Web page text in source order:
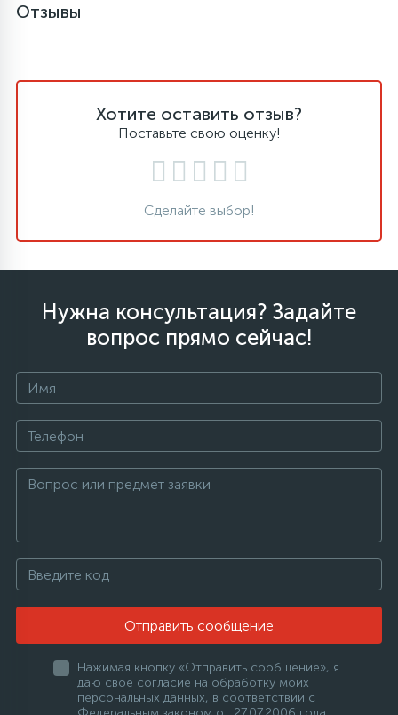
Отзывы
Хотите оставить отзыв?
Поставьте свою оценку!
Сделайте выбор!
Нужна консультация? Задайте
вопрос прямо сейчас!
Отправить сообщение
Нажимая кнопку «Отправить сообщение», я
даю свое согласие на обработку моих
персональных данных, в соответствии с